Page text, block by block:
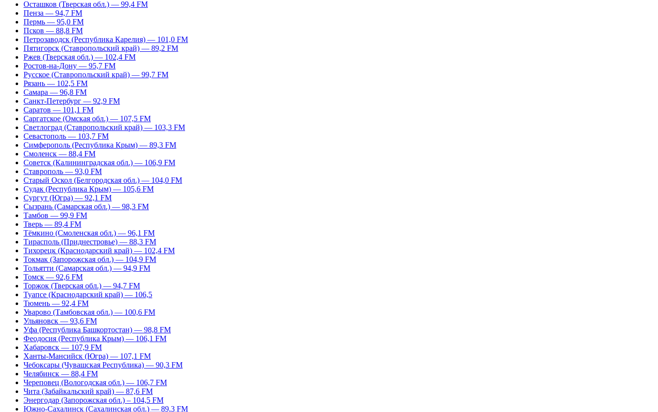
Осташков (Тверская обл.) — 99,4 FM
Пенза — 94,7 FM
Пермь — 95,0 FM
Псков — 88,8 FM
Петрозаводск (Республика Карелия) — 101,0 FM
Пятигорск (Ставропольский край) — 89,2 FM
Ржев (Тверская обл.) — 102,4 FM
Ростов-на-Дону — 95,7 FM
Русское (Ставропольский край) — 99,7 FM
Рязань — 102,5 FM
Самара — 96,8 FM
Санкт-Петербург — 92,9 FM
Саратов — 101,1 FM
Саргатское (Омская обл.) — 107,5 FM
Светлоград (Ставропольский край) — 103,3 FM
Севастополь — 103,7 FM
Симферополь (Республика Крым) — 89,3 FM
Смоленск — 88,4 FM
Советск (Калининградская обл.) — 106,9 FM
Ставрополь — 93,0 FM
Старый Оскол (Белгородская обл.) — 104,0 FM
Судак (Республика Крым) — 105,6 FM
Сургут (Югра) — 92,1 FM
Сызрань (Самарская обл.) — 98,3 FM
Тамбов — 99,9 FM
Тверь — 89,4 FM
Тёмкино (Смоленская обл.) — 96,1 FM
Тирасполь (Приднестровье) — 88,3 FM
Тихорецк (Краснодарский край) — 102,4 FM
Токмак (Запорожская обл.) — 104,9 FM
Тольятти (Самарская обл.) — 94,9 FM
Томск — 92,6 FM
Торжок (Тверская обл.) — 94,7 FM
Туапсе (Краснодарский край) — 106,5
Тюмень — 92,4 FM
Уварово (Тамбовская обл.) — 100,6 FM
Ульяновск — 93,6 FM
Уфа (Республика Башкортостан) — 98,8 FM
Феодосия (Республика Крым) — 106,1 FM
Хабаровск — 107,9 FM
Ханты-Мансийск (Югра) — 107,1 FM
Чебоксары (Чувашская Республика) — 90,3 FM
Челябинск — 88,4 FM
Череповец (Вологодская обл.) — 106,7 FM
Чита (Забайкальский край) — 87,6 FM
Энергодар (Запорожская обл.) – 104,5 FM
Южно-Сахалинск (Сахалинская обл.) — 89,3 FM